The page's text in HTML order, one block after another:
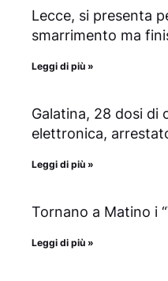
Lecce, si presenta
smarrimento ma
Leggi di più »
Galatina, 28 dosi di
elettronica,
Leggi di più »
Tornano a Matino i
Leggi di più »